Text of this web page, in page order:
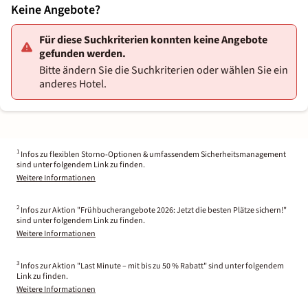
Keine Angebote?
Für diese Suchkriterien konnten keine Angebote
gefunden werden.
Bitte ändern Sie die Suchkriterien oder wählen Sie ein
anderes Hotel.
1 Infos zu flexiblen Storno-Optionen & umfassendem Sicherheitsmanagement
sind unter folgendem Link zu finden.
Weitere Informationen
2 Infos zur Aktion "Frühbucherangebote 2026: Jetzt die besten Plätze sichern!"
sind unter folgendem Link zu finden.
Weitere Informationen
3 Infos zur Aktion "Last Minute – mit bis zu 50 % Rabatt" sind unter folgendem
Link zu finden.
Weitere Informationen